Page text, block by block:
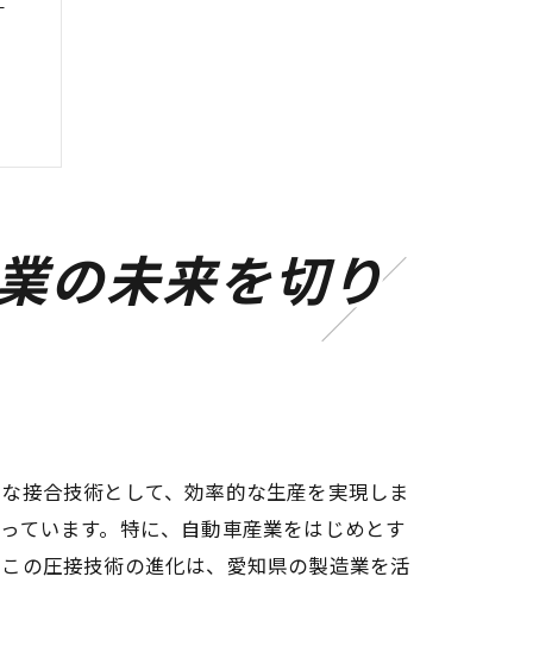
の未来を切り
接合技術として、効率的な生産を実現しま
ています。特に、自動車産業をはじめとす
の圧接技術の進化は、愛知県の製造業を活